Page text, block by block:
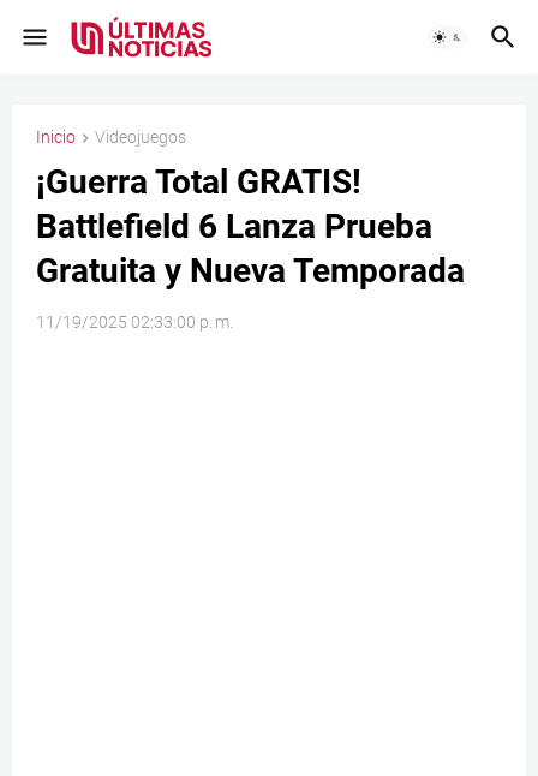
Inicio Videojuegos
¡Guerra Total GRATIS!
Battlefield 6 Lanza Prueba
Gratuita y Nueva Temporada
11/19/2025 02:33:00 p. m.